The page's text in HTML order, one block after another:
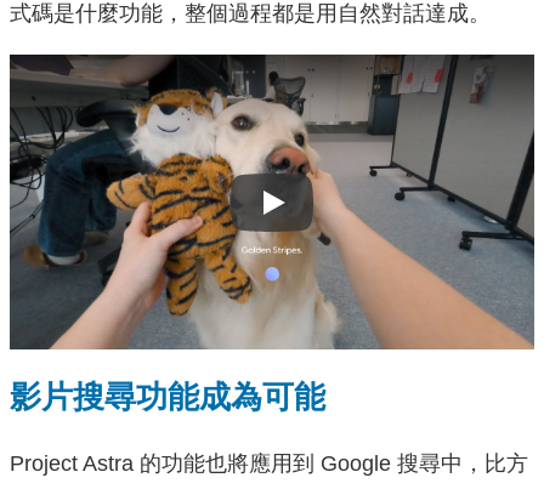
式碼是什麼功能，整個過程都是用自然對話達成。
Play
影片搜尋功能成為可能
Project Astra 的功能也將應用到 Google 搜尋中，比方